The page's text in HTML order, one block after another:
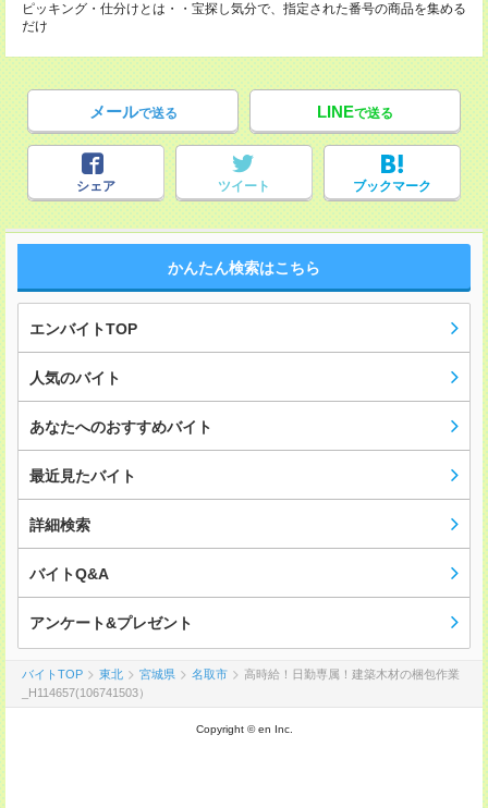
ピッキング・仕分けとは・・宝探し気分で、指定された番号の商品を集める
だけ
メールで送る LINEで送る
シェア ツイート ブックマーク
かんたん検索はこちら
エンバイトTOP
人気のバイト
あなたへのおすすめバイト
最近見たバイト
詳細検索
バイトQ&A
アンケート&プレゼント
バイトTOP 東北 宮城県 名取市
高時給！日勤専属！建築木材の梱包作業
_H114657(106741503）
Copyright © en Inc.